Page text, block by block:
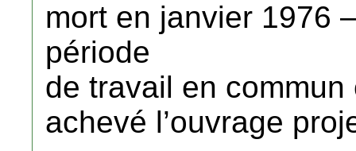
mort en janvier 1976
période
de travail en
achevé l’ouvrage